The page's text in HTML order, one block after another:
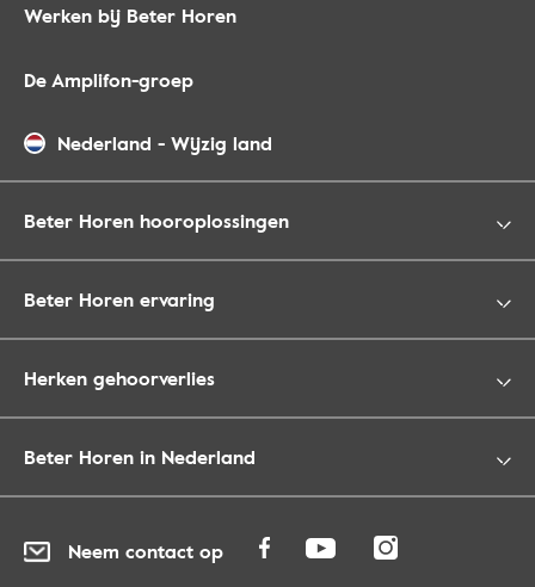
Werken bij Beter Horen
De Amplifon-groep
Nederland - Wijzig land
Beter Horen hooroplossingen
Beter Horen ervaring
Herken gehoorverlies
Beter Horen in Nederland
Neem contact op